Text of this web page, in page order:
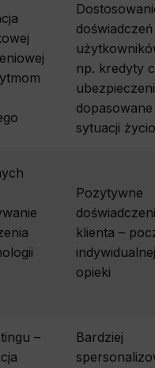
doświadczeń
np. kredyty
sytuacji
Pozytywne
klienta –
indywidualnej
opieki
–
Bardziej